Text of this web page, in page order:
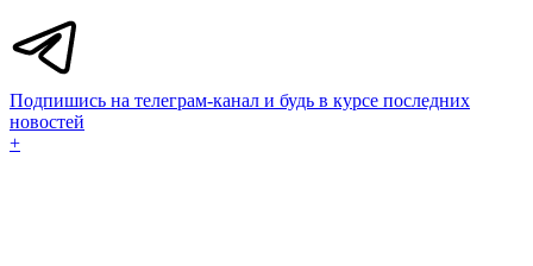
Подпишись на телеграм-канал и будь в курсе последних
новостей
+